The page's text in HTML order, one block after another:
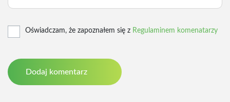
Oświadczam, że zapoznałem się z Regulaminem komenatarzy